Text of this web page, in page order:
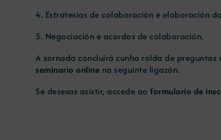
4. Estratexias de colaboración e elaboración
5. Negociación e acordos de colaboración.
A xornada concluirá cunha rolda de
seminario online na seguinte ligazón.
Se desexas asistir, accede ao formulario de